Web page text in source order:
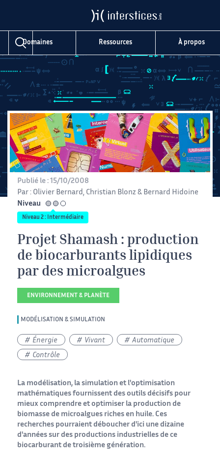
Domaines Ressources À propos
Publié le : 15/10/2008
Par : Olivier Bernard , Christian Blonz & Bernard Hidoine
Niveau
intermédiaire
Niveau 2 : Intermédiaire
Projet Shamash : production
de biocarburants lipidiques
par des microalgues
ENVIRONNEMENT & PLANÈTE
MODÉLISATION & SIMULATION
Énergie Vivant Automatique
Contrôle
La modélisation, la simulation et l'optimisation
mathématiques fournissent des outils décisifs pour
mieux comprendre et optimiser la production de
biomasse de microalgues riches en huile. Ces
recherches pourraient déboucher d'ici une dizaine
d'années sur des productions industrielles de ce
biocarburant de troisième génération.